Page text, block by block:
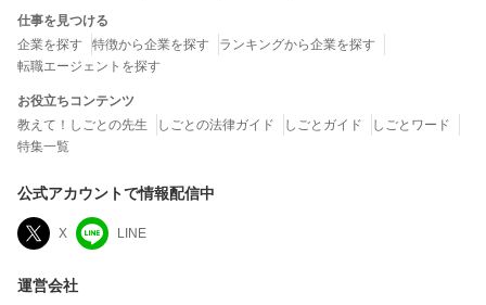
仕事を見つける
企業を探す
特徴から企業を探す
ランキングから企業を探す
転職エージェントを探す
お役立ちコンテンツ
教えて！しごとの先生
しごとの法律ガイド しごとガイド
しごとワード
特集一覧
公式アカウントで情報配信中
X LINE
運営会社